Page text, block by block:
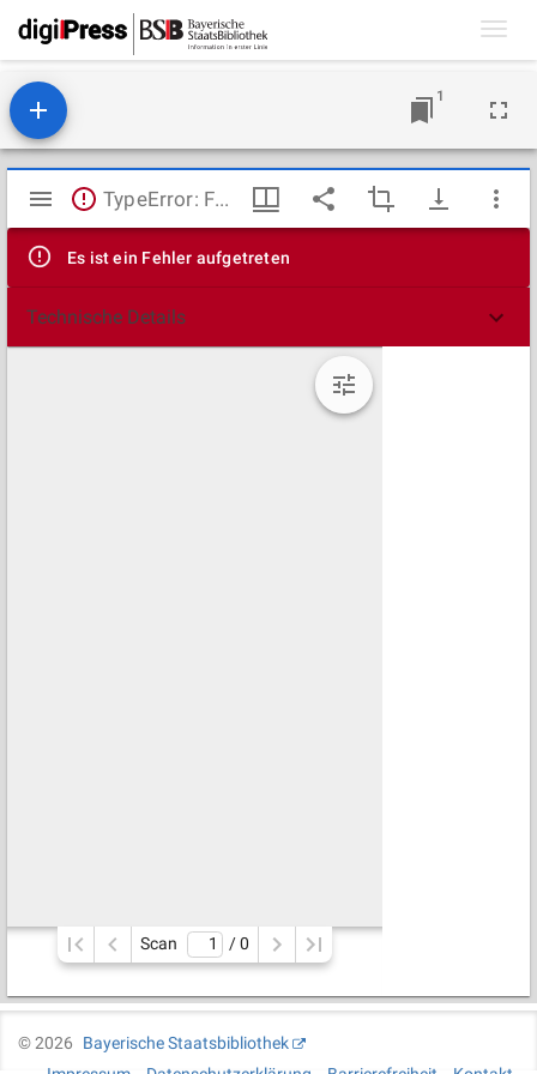
1
Mirador
Viewer
TypeError: Failed to fetch
Es ist ein Fehler aufgetreten
Technische Details
Scan / 0
©2026
Bayerische Staatsbibliothek